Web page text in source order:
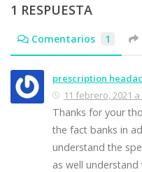
1 RESPUESTA
Comentarios 1
prescription
11 febrero, 2021 a
Thanks for your
the fact banks in
understand the
as well